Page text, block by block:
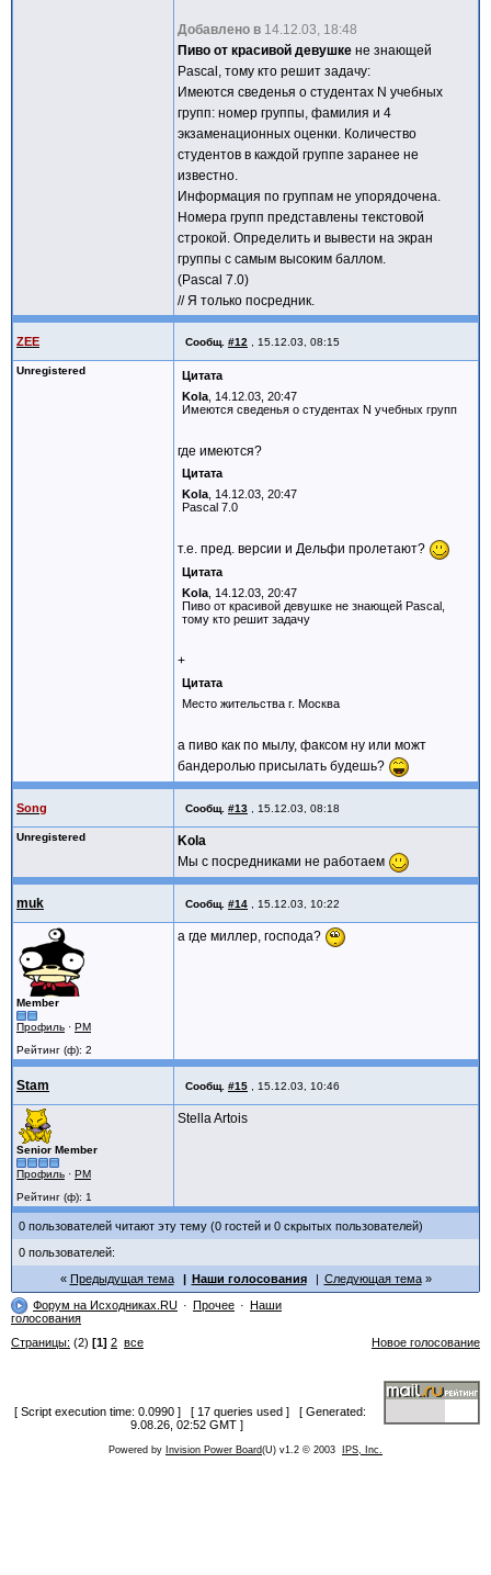
Добавлено в 14.12.03, 18:48
Пиво от красивой девушке не знающей
Pascal, тому кто решит задачу:
Имеются сведенья о студентах N учебных
групп: номер группы, фамилия и 4
экзаменационных оценки. Количество
студентов в каждой группе заранее не
известно.
Информация по группам не упорядочена.
Номера групп представлены текстовой
строкой. Определить и вывести на экран
группы с самым высоким баллом.
(Pascal 7.0)
// Я только посредник.
ZEE Сообщ. #12 15.12.03, 08:15
Unregistered
Цитата
Kola , 14.12.03, 20:47
Имеются сведенья о студентах N учебных групп
где имеются?
Цитата
Kola , 14.12.03, 20:47
Pascal 7.0
т.е. пред. версии и Дельфи пролетают?
Цитата
Kola , 14.12.03, 20:47
Пиво от красивой девушке не знающей Pascal,
тому кто решит задачу
+
Цитата
Место жительства г. Москва
а пиво как по мылу, факсом ну или можт
бандеролью присылать будешь?
Song Сообщ. #13 15.12.03, 08:18
Unregistered
Kola
Мы с посредниками не работаем
muk Сообщ. #14 15.12.03, 10:22
Member
Профиль · PM
Рейтинг (ф): 2
а где миллер, господа?
Stam Сообщ. #15 15.12.03, 10:46
Senior Member
Профиль · PM
Рейтинг (ф): 1
Stella Artois
0 пользователей читают эту тему (0 гостей и 0 скрытых пользователей)
0 пользователей:
Предыдущая тема
Наши голосования
Следующая тема
Форум на Исходниках.RU
Прочее
Наши
голосования
Страницы: (2) [1] 2 все Новое голосование
[ Script execution time: 0.0990 ] [ 17 queries used ] [ Generated:
9.08.26, 02:52 GMT ]
Powered by Invision Power Board(U) v1.2 © 2003 IPS, Inc.